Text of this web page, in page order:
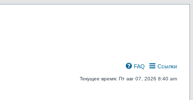
Ссылки
FAQ
Текущее время: Пт авг 07, 2026 8:40 am